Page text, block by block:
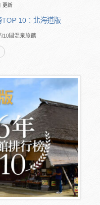
更新
10：北海道版
10間溫泉旅館